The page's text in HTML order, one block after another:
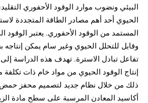
البيئي ونضوب موارد الوقود الأحفوري
الحيوي أحد أهم مصادر الطاقة المتجددة
المستمد من الوقود الأحفوري. يعتبر الوقود
وقابل للتحلل الحيوي وغير سام يمكن
تفاعل تبادل الاسترة. تهدف هذه الدراسة
إنتاج الوقود الحيوي من مواد خام ذات
ذلك من خلال نظام جديد لتصميم محفز
أكاسيد المعادن المرسبة على سطح مادة